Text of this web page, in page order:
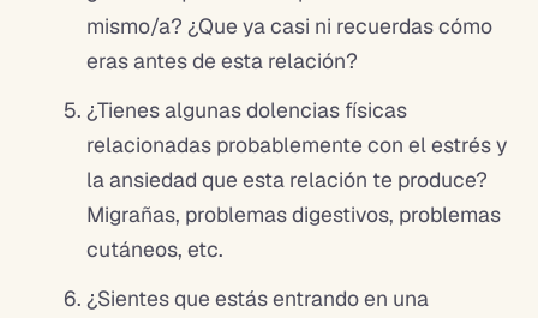
mismo/a? ¿Que ya casi ni recuerdas cómo
eras antes de esta relación?
¿Tienes algunas dolencias físicas
relacionadas probablemente con el estrés y
la ansiedad que esta relación te produce?
Migrañas, problemas digestivos, problemas
cutáneos, etc.
¿Sientes que estás entrando en una